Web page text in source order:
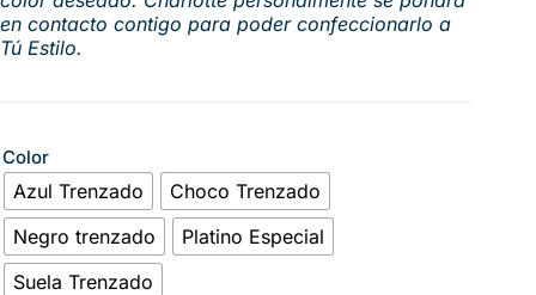
en contacto contigo para poder confeccionarlo a
Tú Estilo.
Color
Azul Trenzado
Choco Trenzado
Negro trenzado
Platino Especial
Suela Trenzado